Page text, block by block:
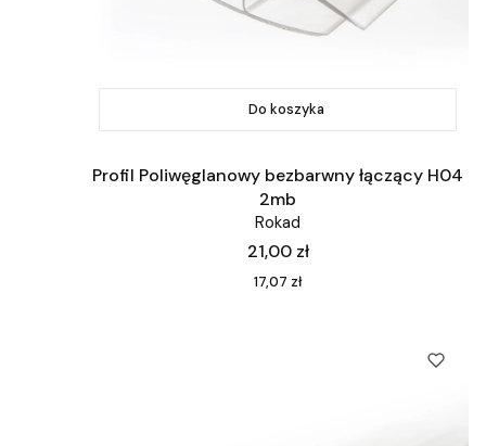
Do koszyka
Profil Poliwęglanowy bezbarwny łączący H04
2mb
Rokad
Cena
21,00 zł
Cena
17,07 zł